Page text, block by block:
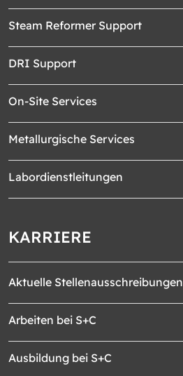
Steam Reformer Support
DRI Support
On-Site Services
Metallurgische Services
Labordienstleitungen
KARRIERE
Aktuelle Stellenausschreibungen
Arbeiten bei S+C
Ausbildung bei S+C